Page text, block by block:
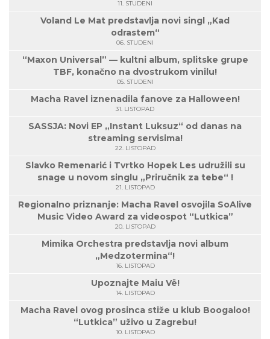
11. STUDENI
Voland Le Mat predstavlja novi singl „Kad
odrastem“
06. STUDENI
“Maxon Universal” — kultni album, splitske grupe
TBF, konačno na dvostrukom vinilu!
05. STUDENI
Macha Ravel iznenadila fanove za Halloween!
31. LISTOPAD
SASSJA: Novi EP „Instant Luksuz“ od danas na
streaming servisima!
22. LISTOPAD
Slavko Remenarić i Tvrtko Hopek Les udružili su
snage u novom singlu „Priručnik za tebe“ !
21. LISTOPAD
Regionalno priznanje: Macha Ravel osvojila SoAlive
Music Video Award za videospot “Lutkica”
20. LISTOPAD
Mimika Orchestra predstavlja novi album
„Medzotermina“!
16. LISTOPAD
Upoznajte Maiu Vë!
14. LISTOPAD
Macha Ravel ovog prosinca stiže u klub Boogaloo!
“Lutkica” uživo u Zagrebu!
10. LISTOPAD